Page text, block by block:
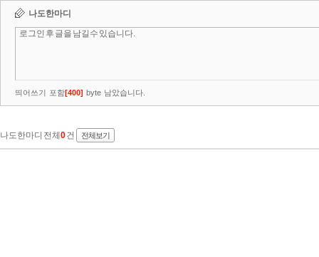
나도한마디
띄어쓰기 포함[400] byte 남았습니다.
나도한마디 전체 0건 전체보기